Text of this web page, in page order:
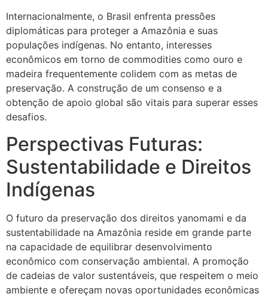
Internacionalmente, o Brasil enfrenta pressões
diplomáticas para proteger a Amazônia e suas
populações indígenas. No entanto, interesses
econômicos em torno de commodities como ouro e
madeira frequentemente colidem com as metas de
preservação. A construção de um consenso e a
obtenção de apoio global são vitais para superar esses
desafios.
Perspectivas Futuras:
Sustentabilidade e Direitos
Indígenas
O futuro da preservação dos direitos yanomami e da
sustentabilidade na Amazônia reside em grande parte
na capacidade de equilibrar desenvolvimento
econômico com conservação ambiental. A promoção
de cadeias de valor sustentáveis, que respeitem o meio
ambiente e ofereçam novas oportunidades econômicas